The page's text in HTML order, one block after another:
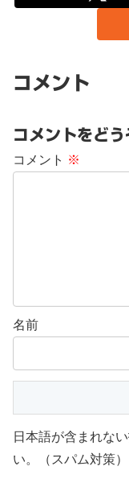
コメント
コメントをどう
コメント ※
名前
日本語が含まれな
い。（スパム対策）